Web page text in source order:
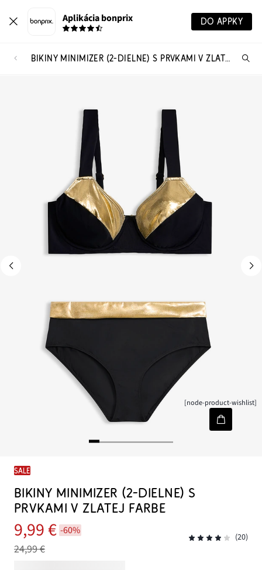
Aplikácia bonprix DO APPKY
BIKINY MINIMIZER (2-DIELNE) S PRVKAMI V ZLATEJ FARBE
[node-product-wishlist]
SALE
BIKINY MINIMIZER (2-DIELNE) S
PRVKAMI V ZLATEJ FARBE
9,99 € -60%
24,99 €
(20)